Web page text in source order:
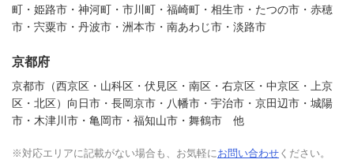
町・姫路市・神河町・市川町・福崎町・相生市・たつの市・赤穂
市・宍粟市・丹波市・洲本市・南あわじ市・淡路市
京都府
京都市（西京区・山科区・伏見区・南区・右京区・中京区・上京
区・北区）向日市・長岡京市・八幡市・宇治市・京田辺市・城陽
市・木津川市・亀岡市・福知山市・舞鶴市 他
※対応エリアに記載がない場合も、お気軽にお問い合わせください。